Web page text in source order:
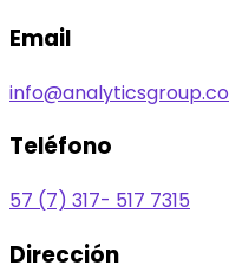
Email
info@analyticsgroup.co
Teléfono
57 (7) 317- 517 7315
Dirección